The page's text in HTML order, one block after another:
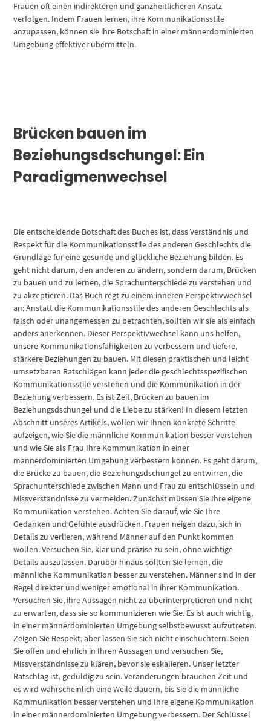
Frauen oft einen indirekteren und ganzheitlicheren Ansatz
verfolgen. Indem Frauen lernen, ihre Kommunikationsstile
anzupassen, können sie ihre Botschaft in einer männerdominierten
Umgebung effektiver übermitteln.
Brücken bauen im
Beziehungsdschungel: Ein
Paradigmenwechsel
Die entscheidende Botschaft des Buches ist, dass Verständnis und
Respekt für die Kommunikationsstile des anderen Geschlechts die
Grundlage für eine gesunde und glückliche Beziehung bilden. Es
geht nicht darum, den anderen zu ändern, sondern darum, Brücken
zu bauen und zu lernen, die Sprachunterschiede zu verstehen und
zu akzeptieren. Das Buch regt zu einem inneren Perspektivwechsel
an: Anstatt die Kommunikationsstile des anderen Geschlechts als
falsch oder unangemessen zu betrachten, sollten wir sie als einfach
anders anerkennen. Dieser Perspektivwechsel kann uns helfen,
unsere Kommunikationsfähigkeiten zu verbessern und tiefere,
stärkere Beziehungen zu bauen. Mit diesen praktischen und leicht
umsetzbaren Ratschlägen kann jeder die geschlechtsspezifischen
Kommunikationsstile verstehen und die Kommunikation in der
Beziehung verbessern. Es ist Zeit, Brücken zu bauen im
Beziehungsdschungel und die Liebe zu stärken! In diesem letzten
Abschnitt unseres Artikels, wollen wir Ihnen konkrete Schritte
aufzeigen, wie Sie die männliche Kommunikation besser verstehen
und wie Sie als Frau Ihre Kommunikation in einer
männerdominierten Umgebung verbessern können. Es geht darum,
die Brücke zu bauen, die Beziehungsdschungel zu entwirren, die
Sprachunterschiede zwischen Mann und Frau zu entschlüsseln und
Missverständnisse zu vermeiden. Zunächst müssen Sie Ihre eigene
Kommunikation verstehen. Achten Sie darauf, wie Sie Ihre
Gedanken und Gefühle ausdrücken. Frauen neigen dazu, sich in
Details zu verlieren, während Männer auf den Punkt kommen
wollen. Versuchen Sie, klar und präzise zu sein, ohne wichtige
Details auszulassen. Darüber hinaus sollten Sie lernen, die
männliche Kommunikation besser zu verstehen. Männer sind in der
Regel direkter und weniger emotional in ihrer Kommunikation.
Versuchen Sie, ihre Aussagen nicht zu überinterpretieren und nicht
zu erwarten, dass sie so kommunizieren wie Sie. Es ist auch wichtig,
in einer männerdominierten Umgebung selbstbewusst aufzutreten.
Zeigen Sie Respekt, aber lassen Sie sich nicht einschüchtern. Seien
Sie offen und ehrlich in Ihren Aussagen und versuchen Sie,
Missverständnisse zu klären, bevor sie eskalieren. Unser letzter
Ratschlag ist, geduldig zu sein. Veränderungen brauchen Zeit und
es wird wahrscheinlich eine Weile dauern, bis Sie die männliche
Kommunikation besser verstehen und Ihre eigene Kommunikation
in einer männerdominierten Umgebung verbessern. Der Schlüssel